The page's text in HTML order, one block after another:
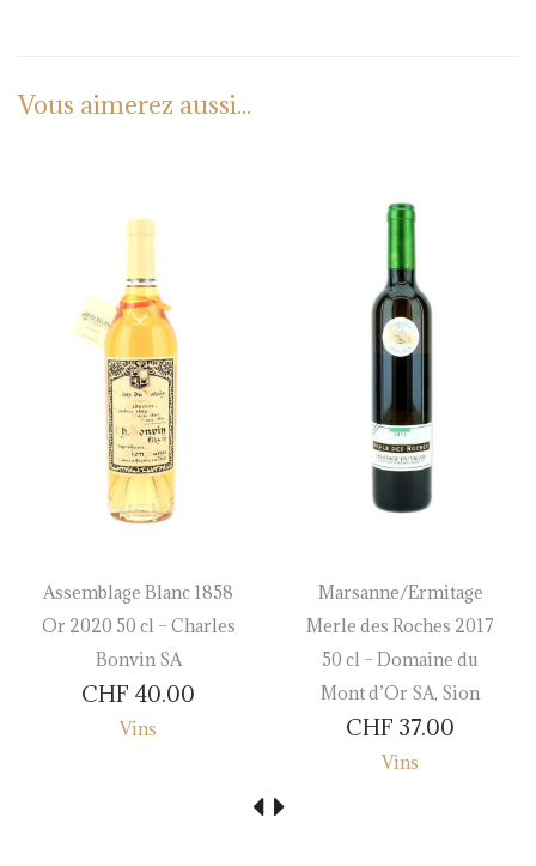
Vous aimerez aussi...
Assemblage Blanc 1858
Or 2020 50 cl – Charles
Bonvin SA
CHF 40.00
Vins
Marsanne/Ermitage
Merle des Roches 2017
50 cl – Domaine du
Mont d’Or SA, Sion
CHF 37.00
Vins